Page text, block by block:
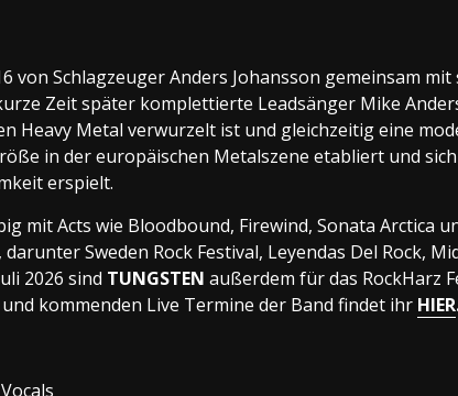
von Schlagzeuger Anders Johansson gemeinsam
Zeit später komplettierte Leadsänger Mike
Heavy Metal verwurzelt ist und gleichzeitig eine
in der europäischen Metalszene etabliert und
erspielt.
mit Acts wie Bloodbound, Firewind, Sonata Arctica
Sweden Rock Festival, Leyendas Del Rock,
2026 sind TUNGSTEN außerdem für das RockHarz
kommenden Live Termine der Band findet ihr HIER